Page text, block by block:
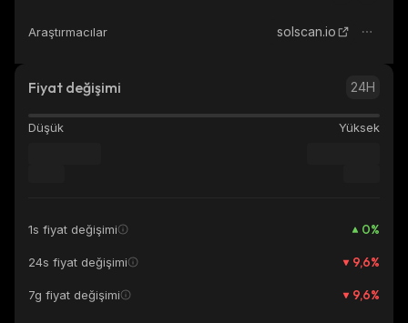
Araştırmacılar solscan.io
Fiyat değişimi 24H
Düşük Yüksek
1s fiyat değişimi 0%
24s fiyat değişimi 9,6%
7g fiyat değişimi 9,6%